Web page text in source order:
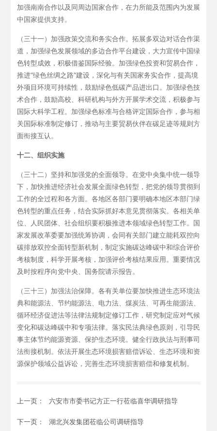
加强南南合作以及同周边国家合作，在力所能及范围内为发展
中国家提供支持。
（三十一）加强政策交流和务实合作。拓展多双边对话合作渠
道，加强绿色发展领域的多边合作平台建设，大力宣传中国绿
色转型成效，积极借鉴国际经验。加强绿色投资和贸易合作，
推进“绿色丝绸之路”建设，深化与有关国家务实合作，提高境
外项目环境可持续性，鼓励绿色低碳产品进出口。加强绿色技
术合作，鼓励高校、科研机构与外方开展学术交流，积极参与
国际大科学工程。加强绿色标准与合格评定国际合作，参与相
关国际标准制定修订，推动与主要贸易伙伴在碳足迹等规则方
面衔接互认。
十二、组织实施
（三十二）坚持和加强党的全面领导。在党中央集中统一领导
下，加快推进经济社会发展全面绿色转型，把党的领导贯彻到
工作的全过程和各方面。各地区各部门要明确本地区本部门绿
色转型的重点任务，结合实际抓好本意见贯彻落实。各相关单
位、人民团体、社会组织要积极推进本领域绿色转型工作。国
家发展改革委要加强统筹协调，会同有关部门建立能耗双控向
碳排放双控全面转型新机制，制定实施碳达峰碳中和综合评价
考核制度，科学开展考核，加强评价考核结果应用。重要情况
及时按程序向党中央、国务院请示报告。
（三十三）加强法治保障。各有关单位要加快推进生态环境法
典和能源法、节约能源法、电力法、煤炭法、可再生能源法、
循环经济促进法等法律法规制定修订工作，研究制定应对气候
变化和碳达峰碳中和专项法律。落实民法典绿色原则，引导民
事主体节约能源资源、保护生态环境。健全行政执法与刑事司
法衔接机制。依法开展生态环境损害赔偿诉讼、生态环境和资
源保护领域公益诉讼，完善生态环境损害赔偿和修复机制。
上一页： 六安市市委书记方正一行莅临喜华调研指导
下一页： 湖北兴发集团莅临公司调研指导